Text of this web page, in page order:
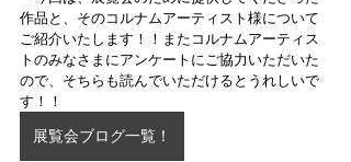
作品と、そのコルナムアーティスト様について
ご紹介いたします！！またコルナムアーティス
トのみなさまにアンケートにご協力いただいた
ので、そちらも読んでいただけるとうれしいで
す！！
展覧会ブログ一覧！